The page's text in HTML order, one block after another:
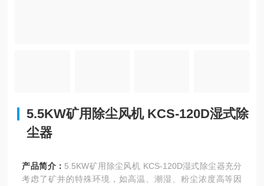
5.5KW矿用除尘风机 KCS-120D湿式除
尘器
产品简介： 5.5KW矿用除尘风机 KCS-120D湿式除尘器充分
考虑了矿井的特殊环境，如高温、潮湿、粉尘浓度高等因